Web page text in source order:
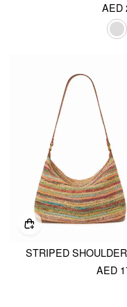
AED
STRIPED
AED